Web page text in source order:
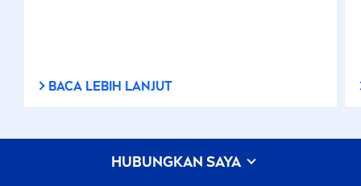
BACA LEBIH LANJUT
HUBUNGKAN SAYA